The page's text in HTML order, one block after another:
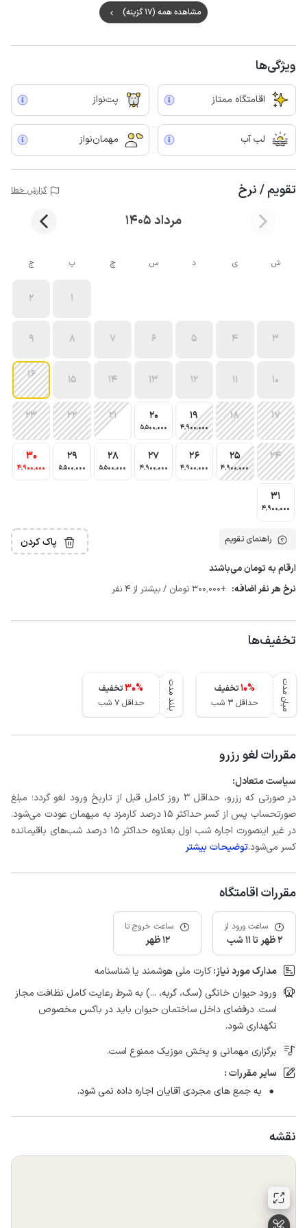
مشاهده همه (17 گزینه)
ویژگی‌ها
اقامتگاه ممتاز پت‌نواز
لب آب مهمان‌نواز
تقویم / نرخ گزارش خطا
مرداد 1405
ش ی د س چ پ ج
1
2
3
4
5
6
7
8
9
10
11
12
13
14
15
16
17
18
19
4٬900٬000
20
5٬500٬000
21
22
23
24
25
4٬900٬000
26
4٬900٬000
27
4٬900٬000
28
5٬500٬000
29
5٬500٬000
30
4٬900٬000
31
4٬900٬000
راهنمای تقویم پاک کردن
ارقام به تومان می‌باشند
نرخ هر نفر اضافه: +300٬000 تومان / بیشتر از 4 نفر
تخفیف‌ها
میان مدت 10%
تخفیف
حداقل 3 شب
بلند مدت 30%
تخفیف
حداقل 7 شب
مقررات لغو رزرو
سیاست متعادل:
در صورتی که رزرو، حداقل 3 روز کامل قبل از تاریخ ورود لغو گردد؛ مبلغ
صورتحساب پس از کسر حداکثر 15 درصد کارمزد به میهمان عودت می‌شود.
در غیر اینصورت اجاره شب اول بعلاوه حداکثر 15 درصد شب‌های باقیمانده
کسر می‌شود.توضیحات بیشتر
مقررات اقامتگاه
ساعت ورود از
2 ظهر تا 11 شب
ساعت خروج تا
12 ظهر
مدارک مورد نیاز:کارت ملی هوشمند یا شناسنامه
ورود حیوان خانگی (سگ، گربه، ...) به شرط رعایت کامل نظافت مجاز
است. درفضای داخل ساختمان حیوان باید در باکس مخصوص
نگهداری شود.
برگزاری مهمانی و پخش موزیک ممنوع است.
سایر مقررات :
به جمع های مجردی آقایان اجاره داده نمی شود.
نقشه